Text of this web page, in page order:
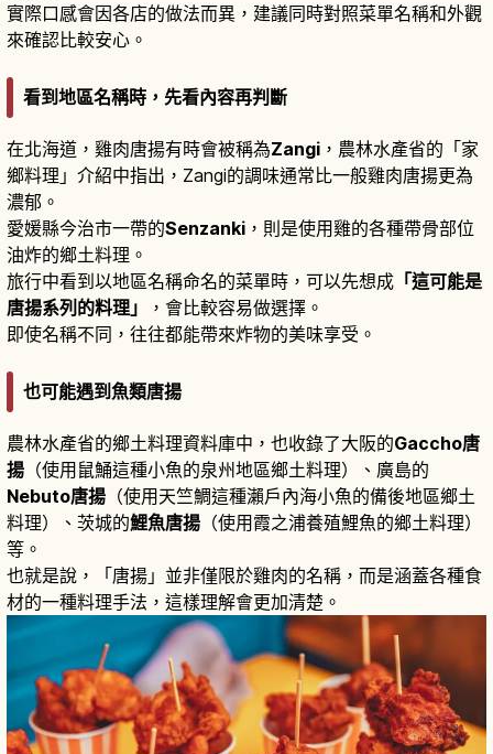
實際口感會因各店的做法而異，建議同時對照菜單名稱和外觀
來確認比較安心。
看到地區名稱時，先看內容再判斷
在北海道，雞肉唐揚有時會被稱為Zangi ，農林水產省的「家
鄉料理」介紹中指出，Zangi的調味通常比一般雞肉唐揚更為
濃郁。
愛媛縣今治市一帶的Senzanki ，則是使用雞的各種帶骨部位
油炸的鄉土料理。
旅行中看到以地區名稱命名的菜單時，可以先想成 「這可能是
唐揚系列的料理」
，會比較容易做選擇。
即使名稱不同，往往都能帶來炸物的美味享受。
也可能遇到魚類唐揚
農林水產省的鄉土料理資料庫中，也收錄了大阪的Gaccho唐
揚 （使用鼠鯒這種小魚的泉州地區鄉土料理）、廣島的
Nebuto唐揚 （使用天竺鯛這種瀨戶內海小魚的備後地區鄉土
料理）、茨城的鯉魚唐揚 （使用霞之浦養殖鯉魚的鄉土料理）
等。
也就是說，「唐揚」並非僅限於雞肉的名稱，而是涵蓋各種食
材的一種料理手法，這樣理解會更加清楚。